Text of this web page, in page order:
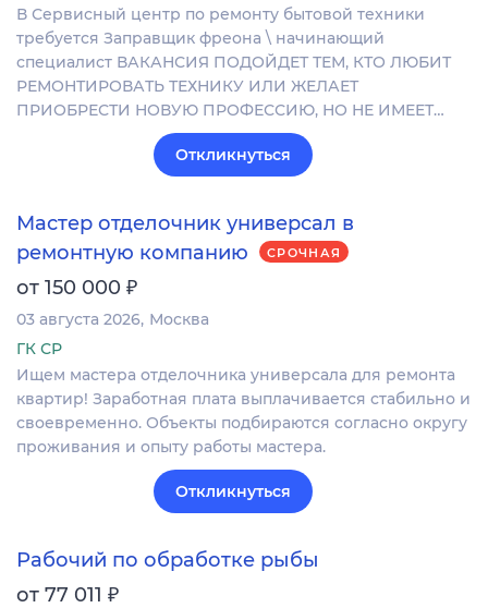
В Сервисный центр по ремонту бытовой техники
требуется Заправщик фреона \ начинающий
специалист ВАКАНСИЯ ПОДОЙДЕТ ТЕМ, КТО ЛЮБИТ
РЕМОНТИРОВАТЬ ТЕХНИКУ ИЛИ ЖЕЛАЕТ
ПРИОБРЕСТИ НОВУЮ ПРОФЕССИЮ, НО НЕ ИМЕЕТ…
Откликнуться
Мастер отделочник универсал в
ремонтную компанию
СРОЧНАЯ
от 150 000 ₽
03 августа 2026 Москва
ГК СР
Ищем мастера отделочника универсала для ремонта
квартир! Заработная плата выплачивается стабильно и
своевременно. Объекты подбираются согласно округу
проживания и опыту работы мастера.
Откликнуться
Рабочий по обработке рыбы
от 77 011 ₽